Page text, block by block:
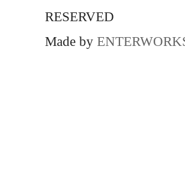
RESERVED
Made by